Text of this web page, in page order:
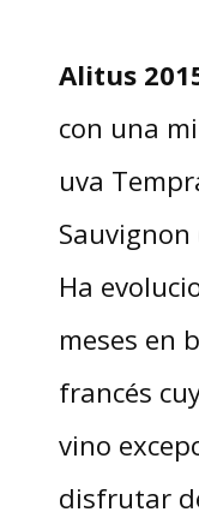
Alitus
con una
uva
Sauvignon
Ha
meses en
francés
vino
disfrutar